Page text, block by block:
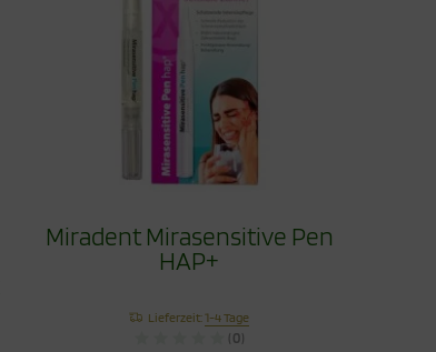
Miradent Mirasensitive Pen
HAP+
Lieferzeit:1-4 Tage
(0)